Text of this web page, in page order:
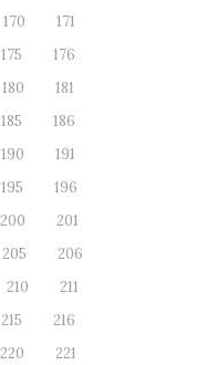
170
171
175
176
180
181
185
186
190
191
195
196
200
201
205
206
210
211
215
216
220
221